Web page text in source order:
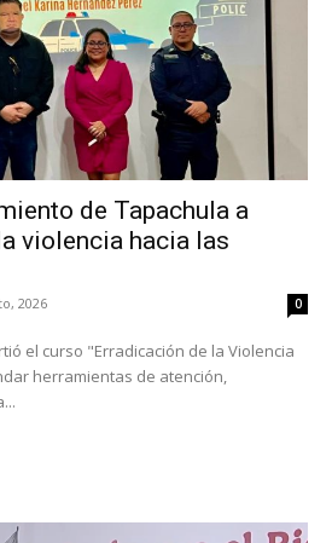
de Tapachula a
violencia hacia las
2026 0
el curso "Erradicación de la Violencia
herramientas de atención,